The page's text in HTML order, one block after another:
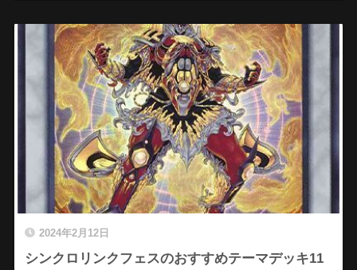
2024年2月12日
シンクロリンクフェスのおすすめテーマデッキ11